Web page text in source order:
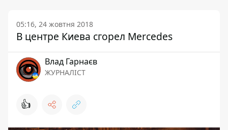
05:16, 24 жовтня 2018
В центре Киева сгорел Mercedes
Влад Гарнаєв
ЖУРНАЛІСТ
👍